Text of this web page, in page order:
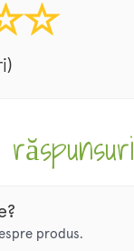
produs.